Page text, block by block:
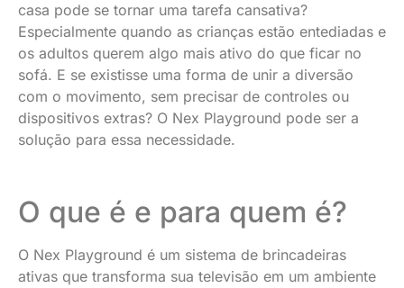
casa pode se tornar uma tarefa cansativa?
Especialmente quando as crianças estão entediadas e
os adultos querem algo mais ativo do que ficar no
sofá. E se existisse uma forma de unir a diversão
com o movimento, sem precisar de controles ou
dispositivos extras? O Nex Playground pode ser a
solução para essa necessidade.
O que é e para quem é?
O Nex Playground é um sistema de brincadeiras
ativas que transforma sua televisão em um ambiente